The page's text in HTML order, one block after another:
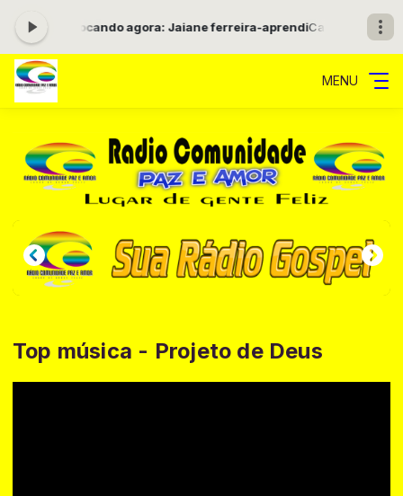
16:00 - Tocando agora: Jaiane ferreira-aprendiCaminho da
MENU
Top música - Projeto de Deus